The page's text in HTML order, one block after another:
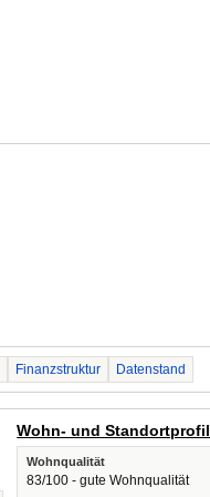
Finanzstruktur Datenstand
Wohn- und Standortprofil
Wohnqualität
83/100 - gute Wohnqualität